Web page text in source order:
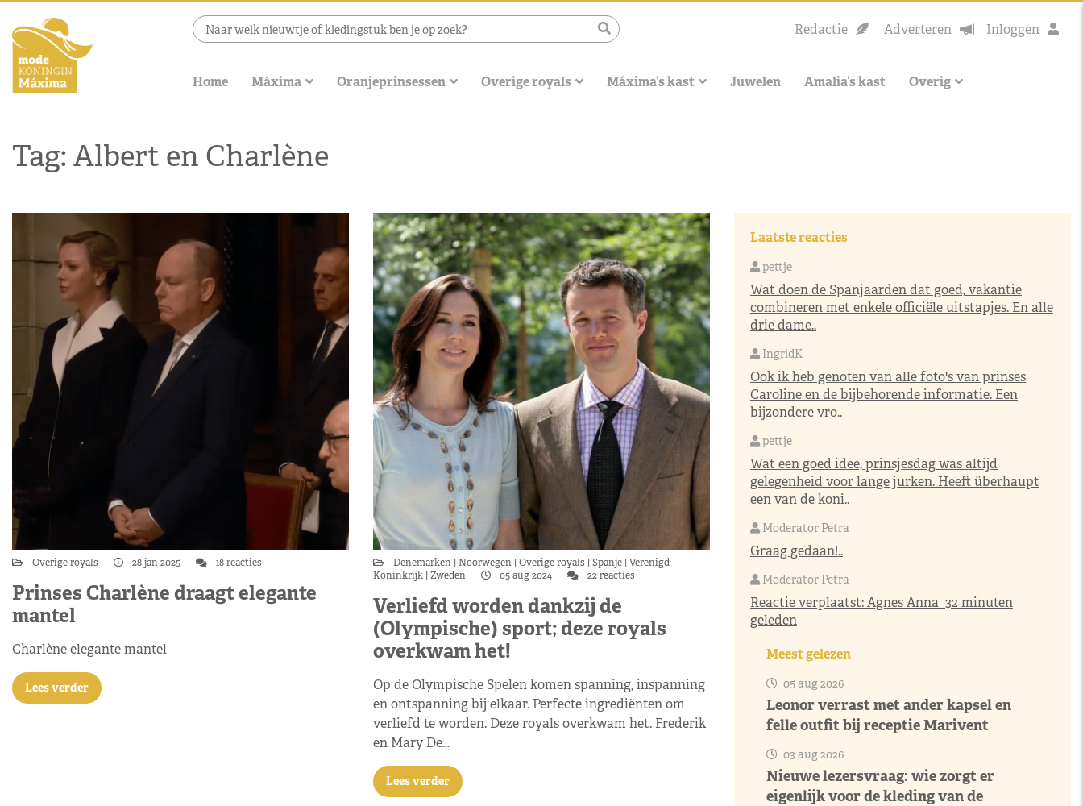
Redactie Adverteren Inloggen
Home Máxima Oranjeprinsessen Overige royals Máxima’s kast Juwelen Amalia’s kast Overig
Tag: Albert en Charlène
Overige royals 28 jan 2025 18 reacties
Prinses Charlène draagt elegante
mantel
Charlène elegante mantel
Lees verder
Denemarken Noorwegen Overige royals Spanje Verenigd
Koninkrijk Zweden 05 aug 2024 22 reacties
Verliefd worden dankzij de
(Olympische) sport; deze royals
overkwam het!
Op de Olympische Spelen komen spanning, inspanning
en ontspanning bij elkaar. Perfecte ingrediënten om
verliefd te worden. Deze royals overkwam het. Frederik
en Mary De…
Lees verder
Laatste reacties
pettje
Wat doen de Spanjaarden dat goed, vakantie
combineren met enkele officiële uitstapjes. En alle
drie dame..
IngridK
Ook ik heb genoten van alle foto's van prinses
Caroline en de bijbehorende informatie. Een
bijzondere vro..
pettje
Wat een goed idee, prinsjesdag was altijd
gelegenheid voor lange jurken. Heeft überhaupt
een van de koni..
Moderator Petra
Graag gedaan!..
Moderator Petra
Reactie verplaatst:Agnes Anna 32 minuten
geleden
Meest gelezen
05 aug 2026
Leonor verrast met ander kapsel en
felle outfit bij receptie Marivent
03 aug 2026
Nieuwe lezersvraag: wie zorgt er
eigenlijk voor de kleding van de